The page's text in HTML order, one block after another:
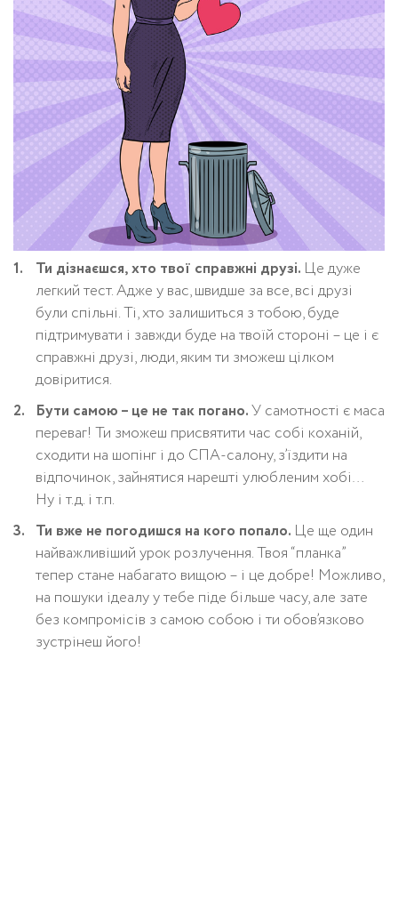
Ти дізнаєшся, хто твої справжні друзі. Це дуже
легкий тест. Адже у вас, швидше за все, всі друзі
були спільні. Ті, хто залишиться з тобою, буде
підтримувати і завжди буде на твоїй стороні – це і є
справжні друзі, люди, яким ти зможеш цілком
довіритися.
Бути самою – це не так погано.У самотності є маса
переваг! Ти зможеш присвятити час собі коханій,
сходити на шопінг і до СПА-салону, з’їздити на
відпочинок, зайнятися нарешті улюбленим хобі…
Ну і т.д. і т.п.
Ти вже не погодишся на кого попало. Це ще один
найважливіший урок розлучення. Твоя “планка”
тепер стане набагато вищою – і це добре! Можливо,
на пошуки ідеалу у тебе піде більше часу, але зате
без компромісів з самою собою і ти обов’язково
зустрінеш його!